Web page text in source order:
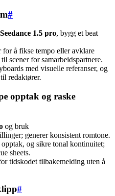
#
Seedance 1.5 pro, bygg et beat
å fikse tempo eller avklare
scener for samarbeidspartnere.
med visuelle referanser, og
redaktører.
opptak og raske
og bruk
generer konsistent romtone.
og sikre tonal kontinuitet;
sheets.
tidskodet tilbakemelding uten å
#